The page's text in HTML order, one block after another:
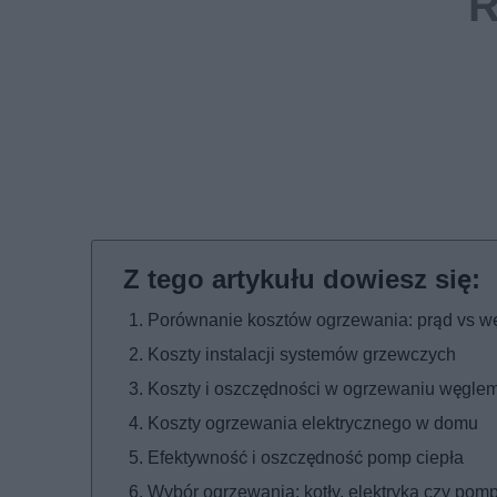
Porównanie kosztów ogrzewania: prąd vs
Koszty instalacji systemów grzewczych
Koszty i oszczędności w ogrzewaniu
Koszty ogrzewania elektrycznego w domu
Efektywność i oszczędność pomp ciepła
Wybór ogrzewania: kotły, elektryka czy